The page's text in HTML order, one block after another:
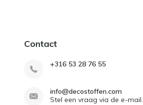
Contact
+316 53 28 76 55
info@decostoffen.com
Stel een vraag via de e-mail.